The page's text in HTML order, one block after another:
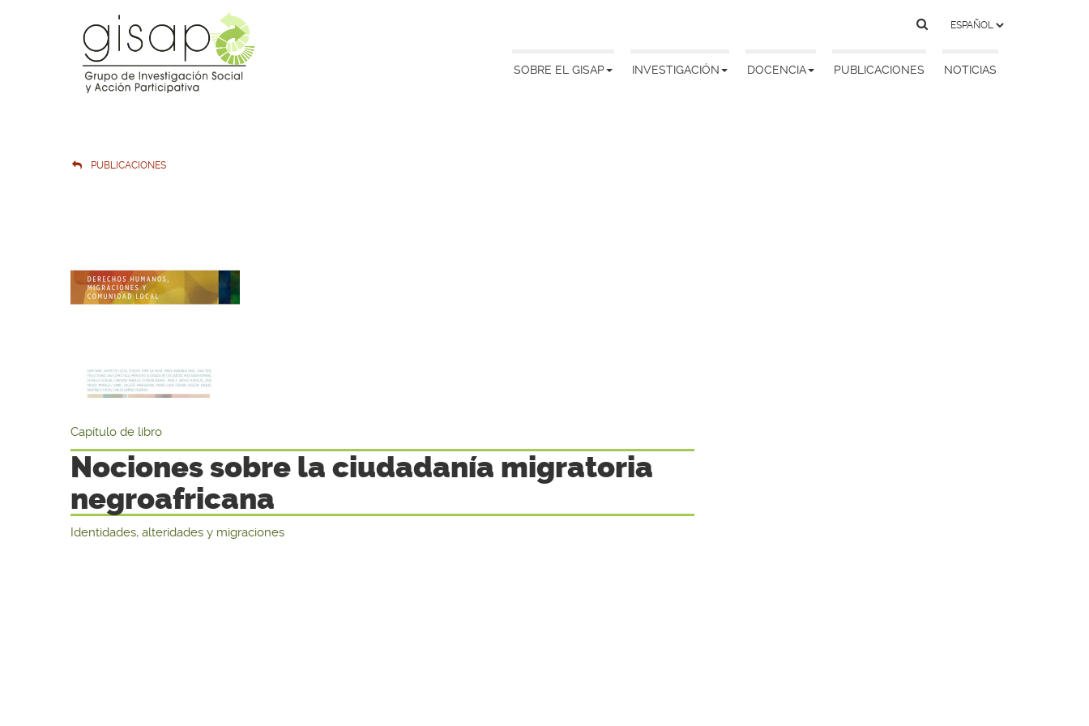
SOBRE EL GISAP INVESTIGACIÓN DOCENCIA PUBLICACIONES NOTICIAS
PUBLICACIONES
Capítulo de libro
Nociones sobre la ciudadanía migratoria
negroafricana
Identidades, alteridades y migraciones